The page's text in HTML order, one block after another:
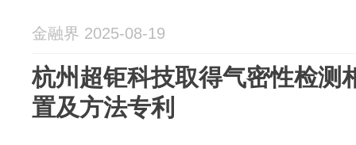
金融界 2025-08-19
杭州超钜科技取得气密性检测
置及方法专利